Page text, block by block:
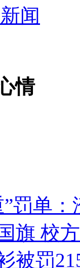
脚踢
闻
情
罚单
旗 校
被罚